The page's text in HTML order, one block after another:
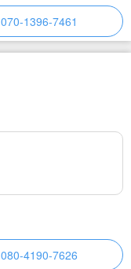
070-1396-7461
080-4190-7626